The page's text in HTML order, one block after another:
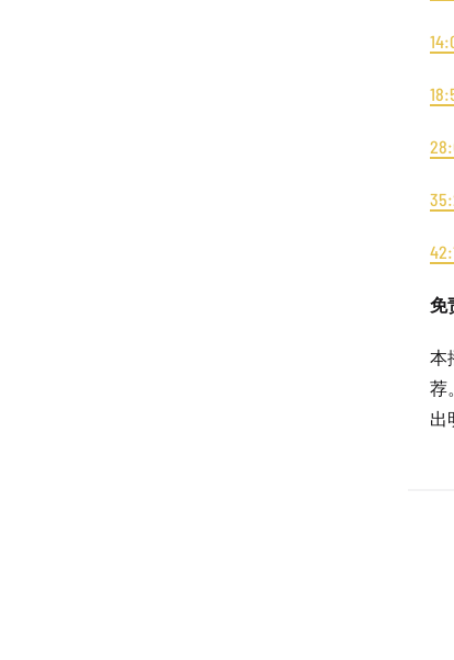
免
本
荐
出